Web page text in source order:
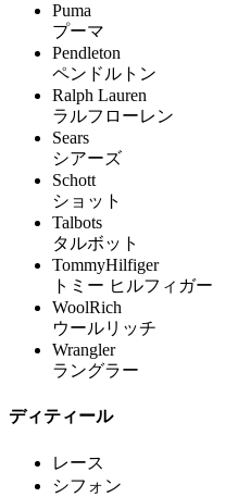
Puma
プーマ
Pendleton
ペンドルトン
Ralph Lauren
ラルフローレン
Sears
シアーズ
Schott
ショット
Talbots
タルボット
TommyHilfiger
トミー ヒルフィガー
WoolRich
ウールリッチ
Wrangler
ラングラー
ディティール
レース
シフォン